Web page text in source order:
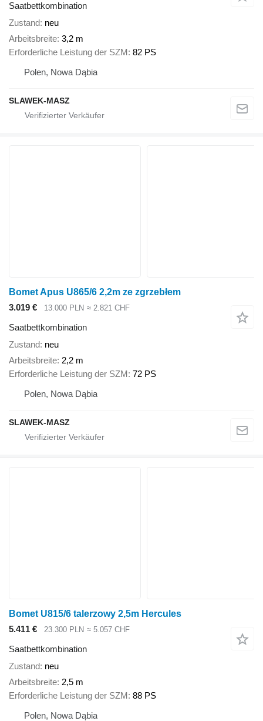
Saatbettkombination
Zustand neu
Arbeitsbreite 3,2 m
Erforderliche Leistung der SZM 82 PS
Polen, Nowa Dąbia
SLAWEK-MASZ
Bomet Apus U865/6 2,2m ze zgrzebłem
3.019 €
13.000 PLN ≈ 2.821 CHF
Saatbettkombination
Zustand neu
Arbeitsbreite 2,2 m
Erforderliche Leistung der SZM 72 PS
Polen, Nowa Dąbia
SLAWEK-MASZ
Bomet U815/6 talerzowy 2,5m Hercules
5.411 €
23.300 PLN ≈ 5.057 CHF
Saatbettkombination
Zustand neu
Arbeitsbreite 2,5 m
Erforderliche Leistung der SZM 88 PS
Polen, Nowa Dąbia